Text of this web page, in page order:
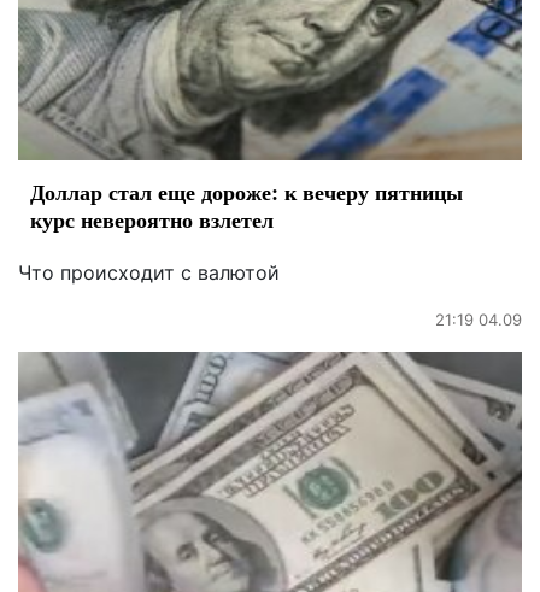
Доллар стал еще дороже: к вечеру пятницы
курс невероятно взлетел
Что происходит с валютой
21:19 04.09